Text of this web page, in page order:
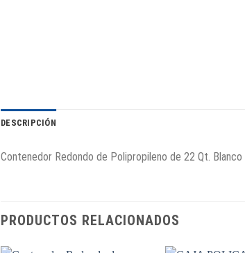
DESCRIPCIÓN
Contenedor Redondo de Polipropileno de 22 Qt. Blanco
PRODUCTOS RELACIONADOS